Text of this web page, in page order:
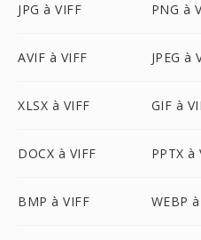
JPG à VIFF PNG à
AVIF à VIFF JPEG à
XLSX à VIFF GIF à
DOCX à VIFF PPTX à
BMP à VIFF WEBP